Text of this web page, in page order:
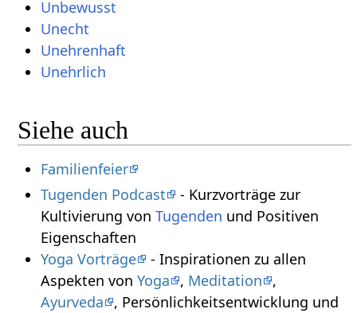
Unbewusst
Unecht
Unehrenhaft
Unehrlich
Siehe auch
Familienfeier
Tugenden Podcast
- Kurzvorträge zur
Kultivierung von Tugenden und Positiven
Eigenschaften
Yoga Vorträge
- Inspirationen zu allen
Aspekten von Yoga , Meditation
,
Ayurveda
, Persönlichkeitsentwicklung und